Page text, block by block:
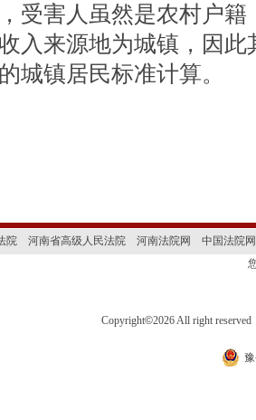
受害人虽然是农村户
入来源地为城镇，因
城镇居民标准计算。
院 河南省高级人民法院 河南法院网
中国法院网
Copyright©2026 All right